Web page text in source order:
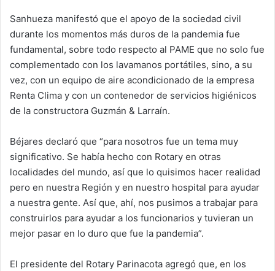
Sanhueza manifestó que el apoyo de la sociedad civil
durante los momentos más duros de la pandemia fue
fundamental, sobre todo respecto al PAME que no solo fue
complementado con los lavamanos portátiles, sino, a su
vez, con un equipo de aire acondicionado de la empresa
Renta Clima y con un contenedor de servicios higiénicos
de la constructora Guzmán & Larraín.
Béjares declaró que “para nosotros fue un tema muy
significativo. Se había hecho con Rotary en otras
localidades del mundo, así que lo quisimos hacer realidad
pero en nuestra Región y en nuestro hospital para ayudar
a nuestra gente. Así que, ahí, nos pusimos a trabajar para
construirlos para ayudar a los funcionarios y tuvieran un
mejor pasar en lo duro que fue la pandemia”.
El presidente del Rotary Parinacota agregó que, en los